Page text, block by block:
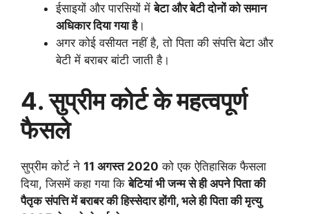
ईसाइयों और पारसियों मेंबेटा और बेटी दोनों को समान
अधिकार दिया गया है।
अगर कोई वसीयत नहीं है, तो पिता की संपत्ति बेटा और
बेटी में बराबर बांटी जाती है।
4. सुप्रीम कोर्ट के महत्वपूर्ण
फैसले
सुप्रीम कोर्ट ने 11 अगस्त 2020 को एक ऐतिहासिक फैसला
दिया, जिसमें कहा गया किबेटियां भी जन्म से ही अपने पिता की
पैतृक संपत्ति में बराबर की हिस्सेदार होंगी, भले ही पिता की मृत्यु